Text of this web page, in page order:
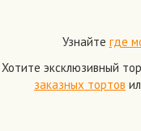
Узнайте где
Хотите эксклюзивный
заказных тортов